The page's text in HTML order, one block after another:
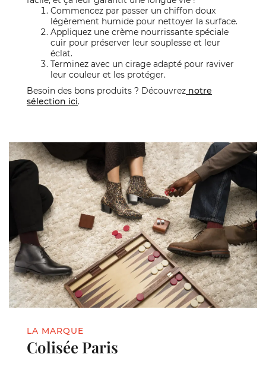
Commencez par passer un chiffon doux
légèrement humide pour nettoyer la surface.
Appliquez une crème nourrissante spéciale
cuir pour préserver leur souplesse et leur
éclat.
Terminez avec un cirage adapté pour raviver
leur couleur et les protéger.
Besoin des bons produits ? Découvrez notre
sélection ici.
LA MARQUE
Colisée Paris